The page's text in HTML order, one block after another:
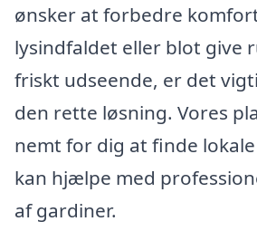
ønsker at forbedre
lysindfaldet eller blot give
friskt udseende, er det
den rette løsning. Vores
nemt for dig at finde
kan hjælpe med
af gardiner.